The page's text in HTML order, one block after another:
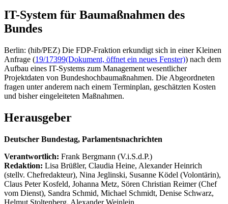
IT-System für Baumaßnahmen des
Bundes
Berlin: (hib/PEZ) Die FDP-Fraktion erkundigt sich in einer Kleinen
Anfrage (19/17399(Dokument, öffnet ein neues Fenster)) nach dem
Aufbau eines IT-Systems zum Management wesentlicher
Projektdaten von Bundeshochbaumaßnahmen. Die Abgeordneten
fragen unter anderem nach einem Terminplan, geschätzten Kosten
und bisher eingeleiteten Maßnahmen.
Herausgeber
Deutscher Bundestag, Parlamentsnachrichten
Verantwortlich: Frank Bergmann (V.i.S.d.P.)
Redaktion: Lisa Brüßler, Claudia Heine, Alexander Heinrich
(stellv. Chefredakteur), Nina Jeglinski, Susanne Ködel (Volontärin),
Claus Peter Kosfeld, Johanna Metz, Sören Christian Reimer (Chef
vom Dienst), Sandra Schmid, Michael Schmidt, Denise Schwarz,
Helmut Stoltenberg, Alexander Weinlein